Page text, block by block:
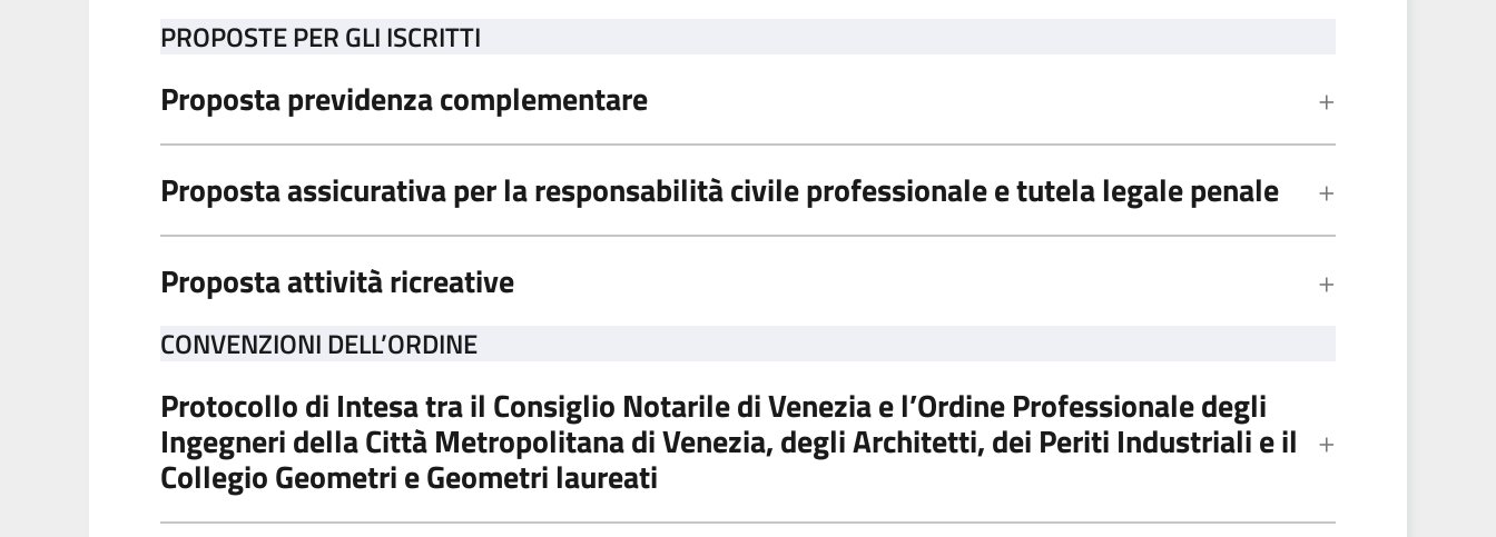
PROPOSTE PER GLI ISCRITTI
Proposta previdenza complementare
Proposta assicurativa per la responsabilità civile professionale e tutela legale penale
Proposta attività ricreative
CONVENZIONI DELL’ORDINE
Protocollo di Intesa tra il Consiglio Notarile di Venezia e l’Ordine Professionale degli
Ingegneri della Città Metropolitana di Venezia, degli Architetti, dei Periti Industriali e il
Collegio Geometri e Geometri laureati